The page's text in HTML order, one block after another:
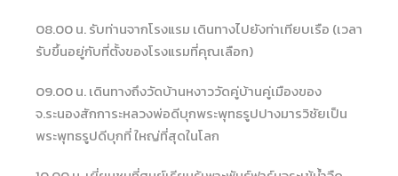
08.00 น. รับท่านจากโรงแรม เดินทางไปยังท่าเทียบเรือ (เวลา
รับขึ้นอยู่กับที่ตั้งของโรงแรมที่คุณเลือก)
09.00 น. เดินทางถึงวัดบ้านหงาววัดคู่บ้านคู่เมืองของ
จ.ระนองสักการะหลวงพ่อดีบุกพระพุทธรูปปางมารวิชัยเป็น
พระพุทธรูปดีบุกที่ ใหญ่ที่สุดในโลก